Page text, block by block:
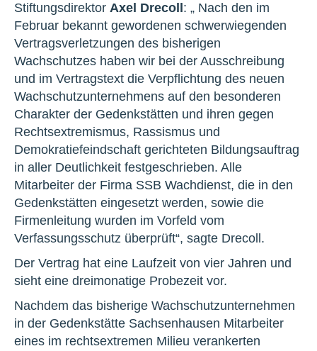
Stiftungsdirektor Axel Drecoll : „ Nach den im
Februar bekannt gewordenen schwerwiegenden
Vertragsverletzungen des bisherigen
Wachschutzes haben wir bei der Ausschreibung
und im Vertragstext die Verpflichtung des neuen
Wachschutzunternehmens auf den besonderen
Charakter der Gedenkstätten und ihren gegen
Rechtsextremismus, Rassismus und
Demokratiefeindschaft gerichteten Bildungsauftrag
in aller Deutlichkeit festgeschrieben. Alle
Mitarbeiter der Firma SSB Wachdienst, die in den
Gedenkstätten eingesetzt werden, sowie die
Firmenleitung wurden im Vorfeld vom
Verfassungsschutz überprüft“, sagte Drecoll.
Der Vertrag hat eine Laufzeit von vier Jahren und
sieht eine dreimonatige Probezeit vor.
Nachdem das bisherige Wachschutzunternehmen
in der Gedenkstätte Sachsenhausen Mitarbeiter
eines im rechtsextremen Milieu verankerten